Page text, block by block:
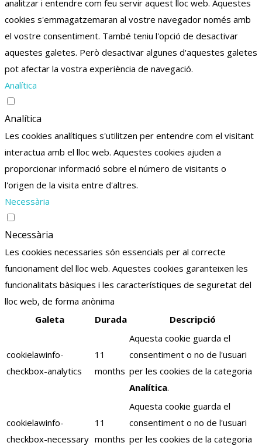
analitzar i entendre com feu servir aquest lloc web. Aquestes
cookies s'emmagatzemaran al vostre navegador només amb
el vostre consentiment. També teniu l'opció de desactivar
aquestes galetes. Però desactivar algunes d'aquestes galetes
pot afectar la vostra experiència de navegació.
Analítica
Analítica
Les cookies analítiques s'utilitzen per entendre com el visitant
interactua amb el lloc web. Aquestes cookies ajuden a
proporcionar informació sobre el número de visitants o
l'origen de la visita entre d'altres.
Necessària
Necessària
Les cookies necessaries són essencials per al correcte
funcionament del lloc web. Aquestes cookies garanteixen les
funcionalitats bàsiques i les característiques de seguretat del
lloc web, de forma anònima
Galeta
Durada Descripció
cookielawinfo-
checkbox-analytics
11
months
Aquesta cookie guarda el
consentiment o no de l'usuari
per les cookies de la categoria
Analítica.
cookielawinfo-
checkbox-necessary
11
months
Aquesta cookie guarda el
consentiment o no de l'usuari
per les cookies de la categoria